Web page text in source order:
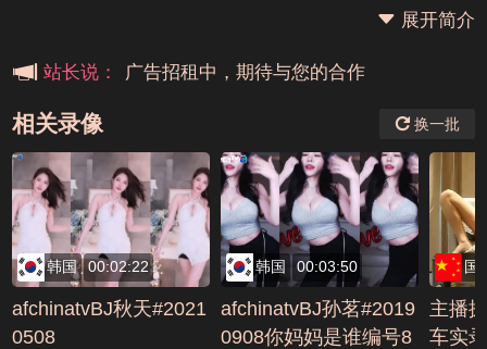
展开简介
站长说： 广告招租中，期待与您的合作
相关录像 换一批
韩国 00:02:22
afchinatvBJ秋天#2021
0508
韩国 00:03:50
afchinatvBJ孙茗#2019
0908你妈妈是谁编号8
国
主播
车实